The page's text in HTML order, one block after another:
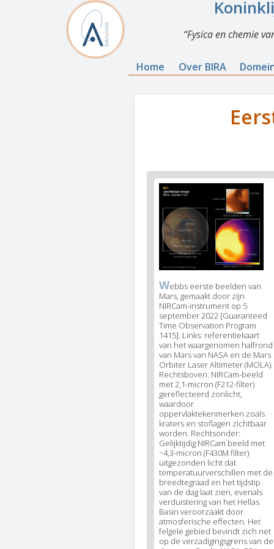
Fysica en chemie
Home Over BIRA
News
1
News
image
legend
1
Webbs eerste beelden van
Mars, gemaakt door zijn
NIRCam-instrument op 5
september 2022 [Guaranteed
Time Observation Program
1415]. Links: referentiekaart
van het waargenomen halfrond
van Mars van NASA en de Mars
Orbiter Laser Altimeter (MOLA).
Rechtsboven: NIRCam-beeld
met 2,1-micron (F212-filter)
gereflecteerd zonlicht,
waardoor
oppervlaktekenmerken zoals
kraters en stoflagen zichtbaar
worden. Rechtsonder:
Gelijktijdig NIRCam beeld met
~4,3-micron (F430M filter)
uitgezonden licht dat
temperatuurverschillen met de
breedtegraad en het tijdstip
van de dag laat zien, evenals
verduistering van het Hellas
Basin veroorzaakt door
atmosferische effecten. Het
felgele gebied bevindt zich net
op de verzadigingsgrens van de